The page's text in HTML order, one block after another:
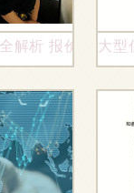
解析 报价明细与
大型